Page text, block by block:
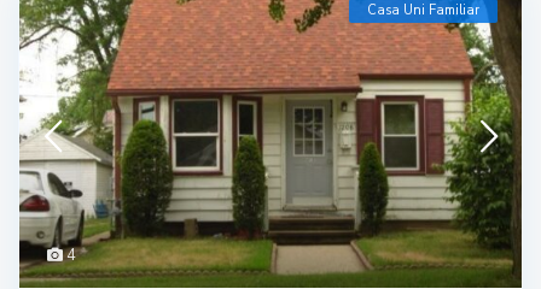
4
Casa Uni Familiar